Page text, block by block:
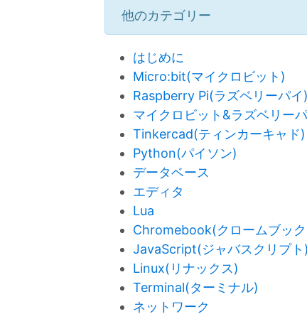
他のカテゴリー
はじめに
Micro:bit(マイクロビット)
Raspberry Pi(ラズベリーパイ)
マイクロビット&ラズベリー
Tinkercad(ティンカーキャド)
Python(パイソン)
データベース
エディタ
Lua
Chromebook(クロームブッ
JavaScript(ジャバスクリプト)
Linux(リナックス)
Terminal(ターミナル)
ネットワーク